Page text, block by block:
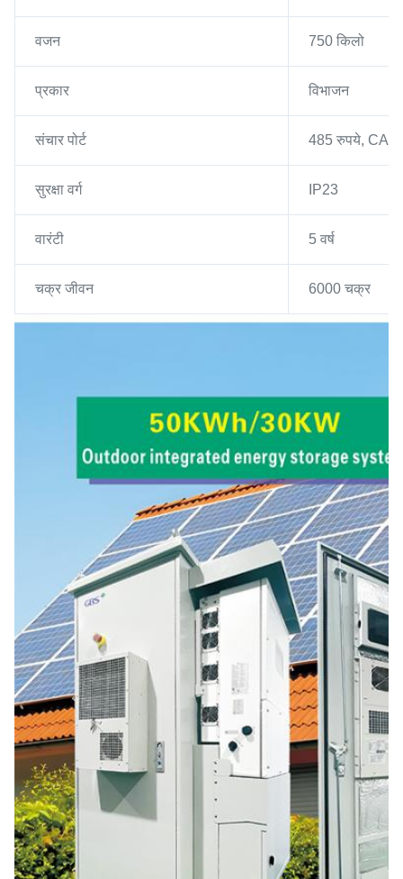
वजन 750 किलो
प्रकार विभाजन
संचार पोर्ट 485 रुपये, CAN
सुरक्षा वर्ग IP23
वारंटी 5 वर्ष
चक्र जीवन 6000 चक्र